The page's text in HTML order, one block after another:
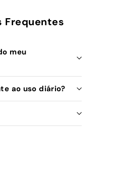
Frequentes
meu
ao uso diário?